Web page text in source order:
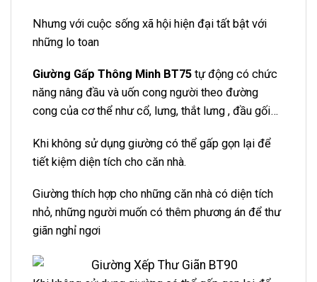
Nhưng với cuộc sống xã hội hiện đại tất bật với
những lo toan
Giường Gấp Thông Minh BT75 tự động có chức
năng nâng đầu và uốn cong người theo đường
cong của cơ thể như cổ, lưng, thắt lưng , đầu gối…
Khi không sử dụng giường có thể gấp gọn lại để
tiết kiệm diện tích cho căn nhà.
Giường thích hợp cho những căn nhà có diện tích
nhỏ, những người muốn có thêm phương án để thư
giãn nghỉ ngơi